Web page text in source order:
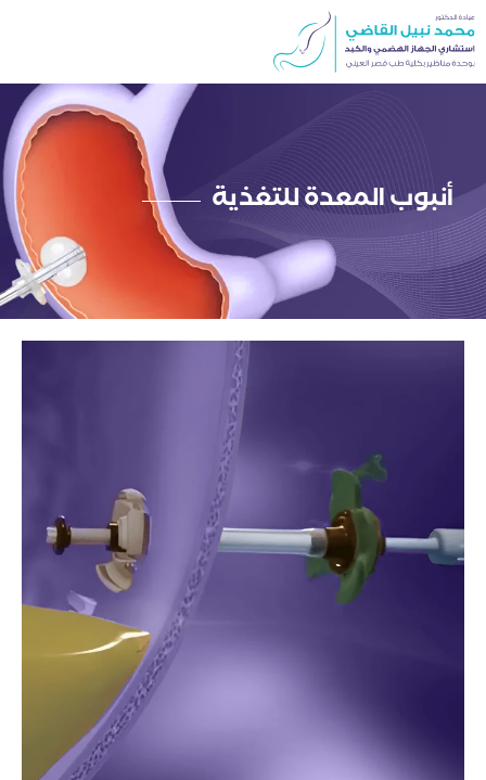
أنبوب المعدة للتغذية